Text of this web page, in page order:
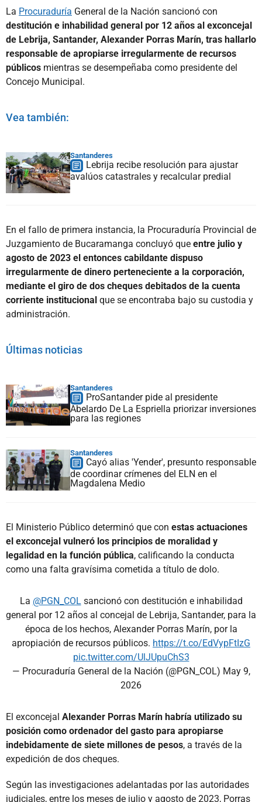
La Procuraduría General de la Nación sancionó con
destitución e inhabilidad general por 12 años al exconcejal
de Lebrija, Santander, Alexander Porras Marín, tras hallarlo
responsable de apropiarse irregularmente de recursos
públicos mientras se desempeñaba como presidente del
Concejo Municipal.
Vea también:
Santanderes
Lebrija recibe resolución para ajustar
avalúos catastrales y recalcular predial
En el fallo de primera instancia, la Procuraduría Provincial de
Juzgamiento de Bucaramanga concluyó que entre julio y
agosto de 2023 el entonces cabildante dispuso
irregularmente de dinero perteneciente a la corporación,
mediante el giro de dos cheques debitados de la cuenta
corriente institucional que se encontraba bajo su custodia y
administración.
Últimas noticias
Santanderes
ProSantander pide al presidente
Abelardo De La Espriella priorizar inversiones
para las regiones
Santanderes
Cayó alias 'Yender', presunto responsable
de coordinar crímenes del ELN en el
Magdalena Medio
El Ministerio Público determinó que con estas actuaciones
el exconcejal vulneró los principios de moralidad y
legalidad en la función pública, calificando la conducta
como una falta gravísima cometida a título de dolo.
La @PGN_COL sancionó con destitución e inhabilidad
general por 12 años al concejal de Lebrija, Santander, para la
época de los hechos, Alexander Porras Marín, por la
apropiación de recursos públicos. https://t.co/EdVypFtIzG
pic.twitter.com/UlJUpuChS3
— Procuraduría General de la Nación (@PGN_COL) May 9,
2026
El exconcejal Alexander Porras Marín habría utilizado su
posición como ordenador del gasto para apropiarse
indebidamente de siete millones de pesos, a través de la
expedición de dos cheques.
Según las investigaciones adelantadas por las autoridades
judiciales, entre los meses de julio y agosto de 2023, Porras